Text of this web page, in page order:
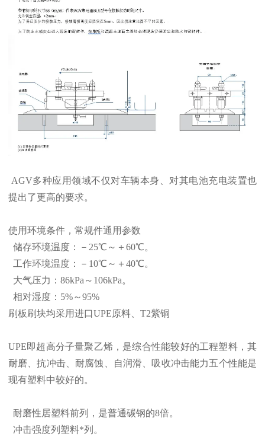
AGV多种应用领域不仅对车辆本身、对其电池充电装置也
提出了更高的要求。
使用环境条件，常规件通用参数
储存环境温度：－25℃～＋60℃。
工作环境温度：－10℃～＋40℃。
大气压力：86kPa～106kPa。
相对湿度：5%～95%
刷板刷块均采用进口UPE原料、T2紫铜
UPE即超高分子量聚乙烯，是综合性能较好的工程塑料，其
耐磨、抗冲击、耐腐蚀、自润滑、吸收冲击能力五个性能是
现有塑料中较好的。
耐磨性居塑料前列，是普通碳钢的8倍。
冲击强度列塑料*列。